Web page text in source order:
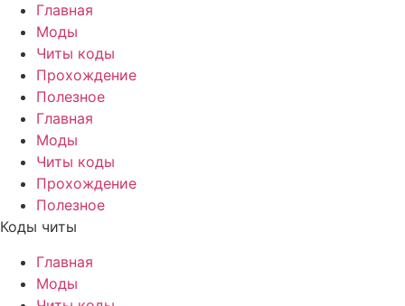
Главная
Моды
Читы коды
Прохождение
Полезное
Главная
Моды
Читы коды
Прохождение
Полезное
Коды читы
Главная
Моды